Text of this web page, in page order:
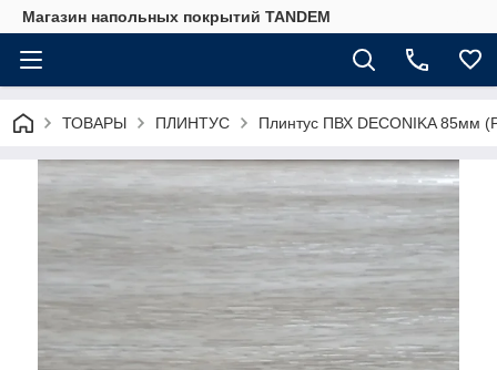
Магазин напольных покрытий TANDEM
ТОВАРЫ ПЛИНТУС Плинтус ПВХ DECONIKA 85мм